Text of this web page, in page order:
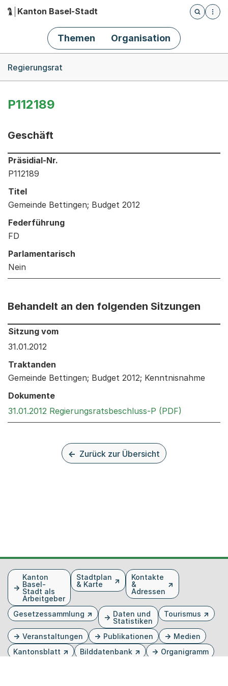
Hauptnavigation
Kanton Basel-Stadt
Öffnet
Themen Organisation
Regierungsrat
P112189
Geschäft
Informationen zum Ausgewählten Geschäft
Präsidial-Nr.
P112189
Titel
Gemeinde Bettingen; Budget 2012
Federführung
FD
Parlamentarisch
Nein
Behandelt an den folgenden Sitzungen
Behandelt an den folgenden Sitzungen: Informationen
Sitzung vom
31.01.2012
Traktanden
Gemeinde Bettingen; Budget 2012; Kenntnisnahme
Dokumente
31.01.2012 Regierungsratsbeschluss-P (PDF)
Zurück zur Übersicht
FusszeileKanton
Basel-
Stadt als
Arbeitgeber
Stadtplan
& Karte
Kontakte
&
Adressen
Gesetzessammlung
Daten und
Statistiken
Tourismus
Veranstaltungen Publikationen
Medien
Kantonsblatt
Bilddatenbank
Organigramm